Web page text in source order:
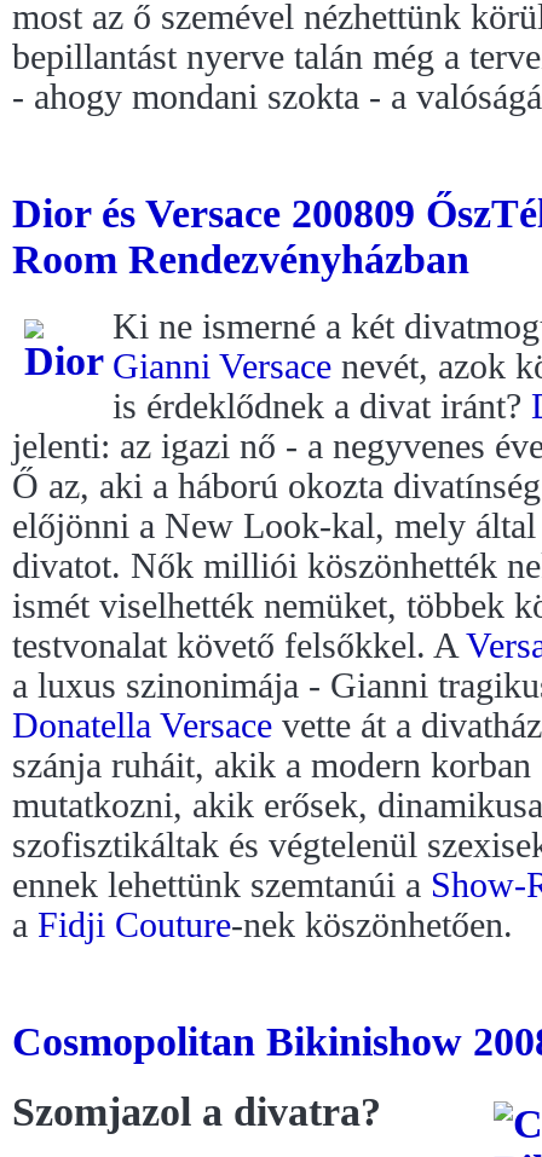
most az ő szemével nézhettünk
bepillantást nyerve talán még a
- ahogy mondani szokta - a
Dior és Versace 200809
Room Rendezvényházban
Ki ne ismerné a két
Gianni Versace nevét, azok
is érdeklődnek a divat iránt?
jelenti: az igazi nő - a negyvenes
Ő az, aki a háború okozta
előjönni a New Look-kal, mely
divatot. Nők milliói köszönhették
ismét viselhették nemüket, többek
testvonalat követő felsőkkel. A
a luxus szinonimája - Gianni
Donatella Versace vette át a
szánja ruháit, akik a modern
mutatkozni, akik erősek,
szofisztikáltak és végtelenül
ennek lehettünk szemtanúi a Show-
a Fidji Couture-nek köszönhetően.
Cosmopolitan Bikinishow
Szomjazol a divatra?